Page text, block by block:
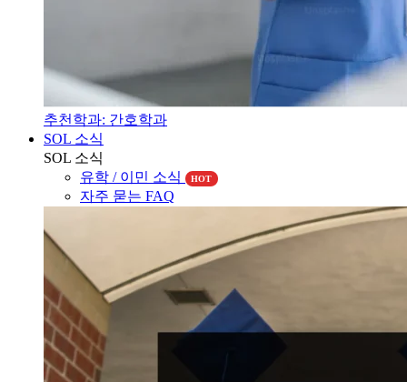
추천학과: 간호학과
SOL 소식
SOL 소식
유학 / 이민 소식
HOT
자주 묻는 FAQ